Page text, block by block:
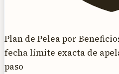
Plan de Pelea por
fecha límite exacta de
paso